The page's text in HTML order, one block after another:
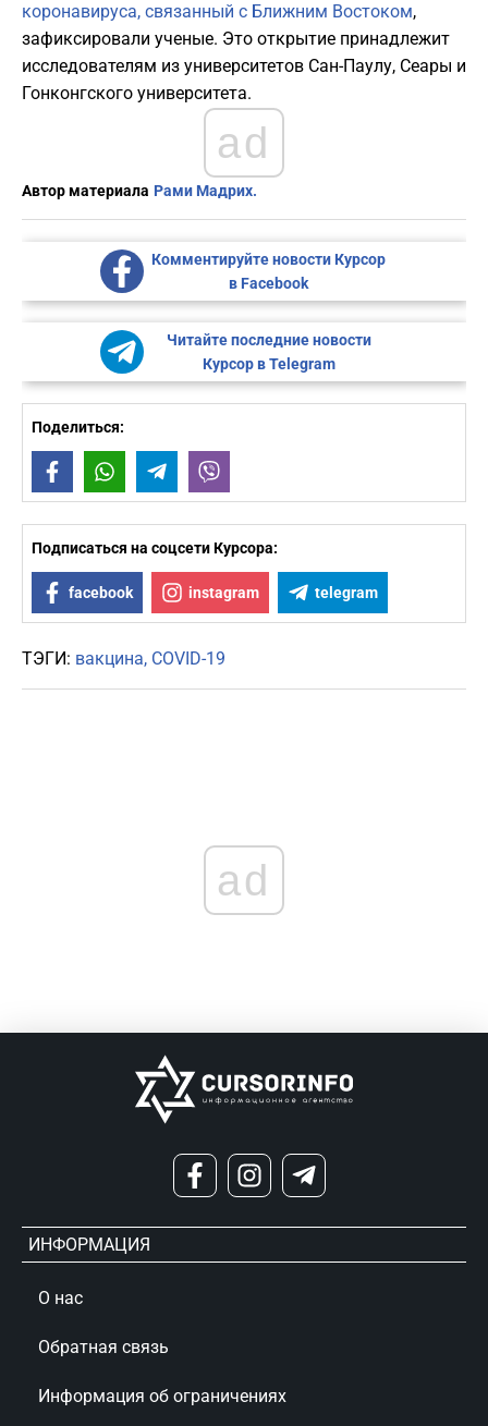
коронавируса, связанный с Ближним Востоком,
зафиксировали ученые. Это открытие принадлежит
исследователям из университетов Сан-Паулу, Сеары и
Гонконгского университета.
ad
Автор материала Рами Мадрих.
Комментируйте новости Курсор
в Facebook
Читайте последние новости
Курсор в Telegram
Поделиться:
FacebookWhatsAppTelegram
Подписаться на соцсети Курсора:
facebook instagram telegram
ТЭГИ: вакцина COVID-19
ad
ИНФОРМАЦИЯ
О нас
Обратная связь
Информация об ограничениях